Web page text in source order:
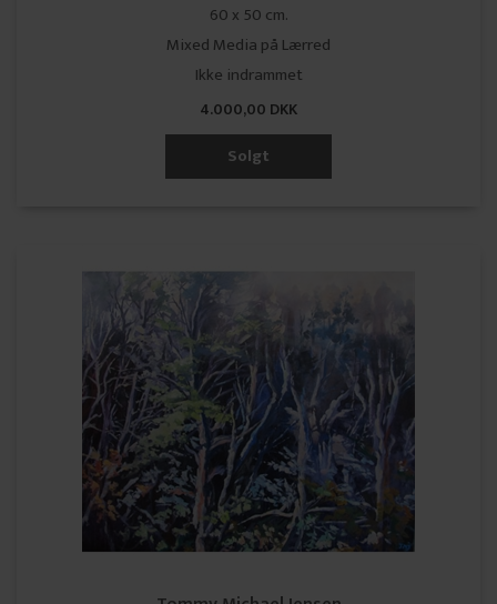
60 x 50 cm.
Mixed Media på Lærred
Ikke indrammet
4.000,00 DKK
Solgt